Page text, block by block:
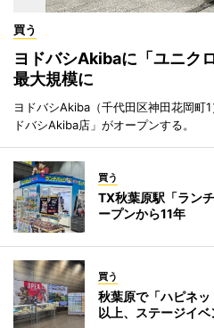
買う
ヨドバシAkibaに「ユニク
最大規模に
ヨドバシAkiba（千代田区神田花岡町
ドバシAkiba店」がオープンする。
買う
TX秋葉原駅「ラン
ープンから11年
買う
秋葉原で「ハピネ
以上、ステージイ